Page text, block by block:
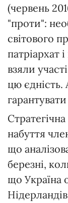
(червень
"проти":
світового
патріархат
взяли
цю
набуття
що
березні,
що Україна